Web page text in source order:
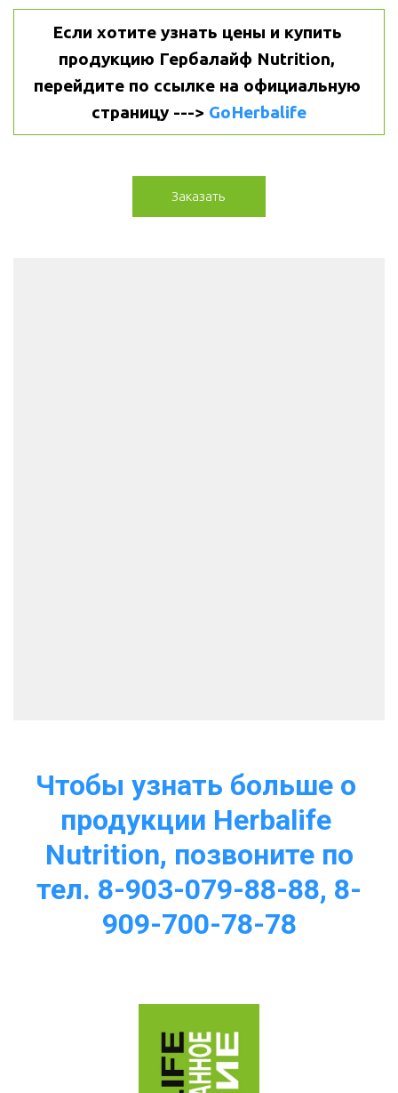
Если хотите узнать цены и купить
продукцию Гербалайф Nutrition,
перейдите по ссылке на официальную
страницу ---> GoHerbalife
Заказать
Чтобы узнать больше о
продукции Herbalife
Nutrition, позвоните по
тел. 8-903-079-88-88, 8-
909-700-78-78